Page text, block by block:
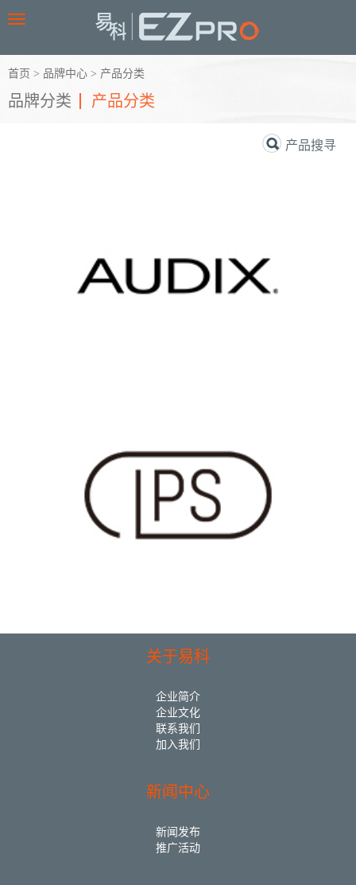
Toggle
首页 > 品牌中心 > 产品分类
品牌分类 产品分类
产品搜寻
关于易科
企业简介
企业文化
联系我们
加入我们
新闻中心
新闻发布
推广活动